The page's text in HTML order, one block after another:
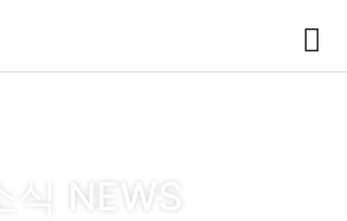
소식 NEWS